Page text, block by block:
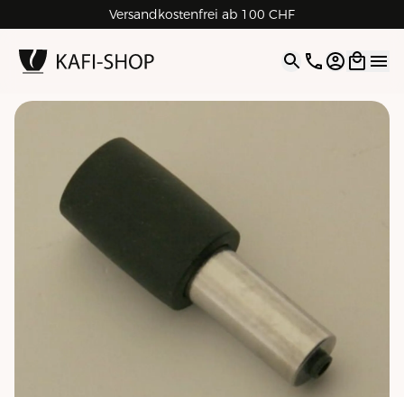
Versandkostenfrei ab 100 CHF
4.9| 5.0 Google
Open